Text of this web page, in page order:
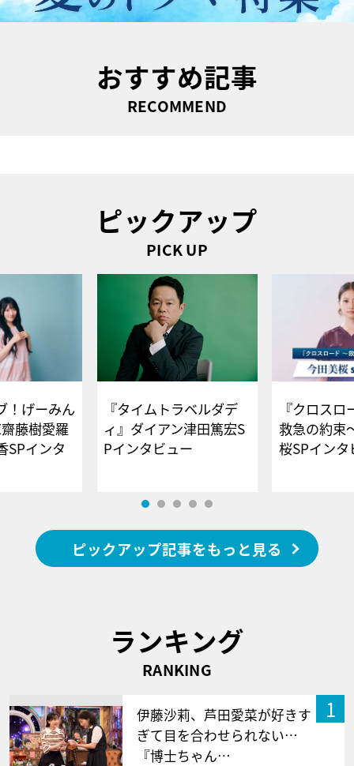
おすすめ記事
RECOMMEND
ピックアップ
PICK UP
！げーみん
藤樹愛羅
SPインタ
『タイムトラベルダデ
ィ』ダイアン津田篤宏S
Pインタビュー
『クロス
救急の約束
桜SPイ
ピックアップ記事をもっと見る
ランキング
RANKING
1
伊藤沙莉、芦田愛菜が好きす
ぎて目を合わせられない…
『博士ちゃん…